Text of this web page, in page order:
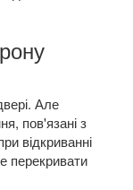
Але
пов'язані з
відкриванні
перекривати